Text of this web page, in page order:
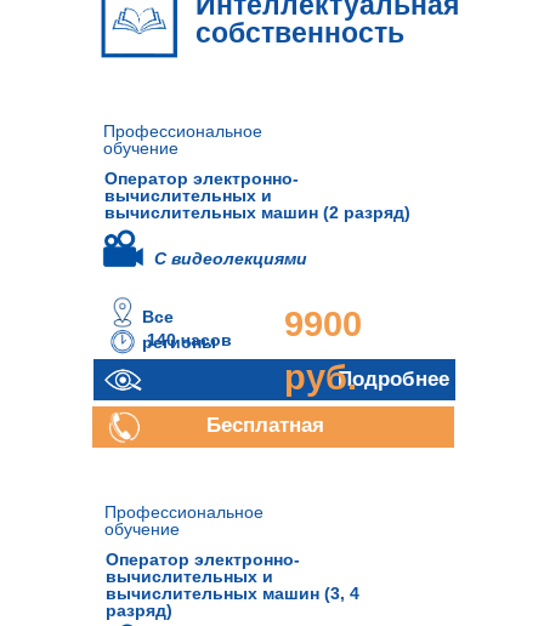
собственность
Оператор электронно-
вычислительных и
вычислительных машин (2 разряд)
Все
регионы
Профессиональное
обучение
Подробнее
Бесплатная
140 часов
9900
руб.
Оператор электронно-
вычислительных и
вычислительных машин (3, 4
разряд)
Профессиональное
обучение
С видеолекциями